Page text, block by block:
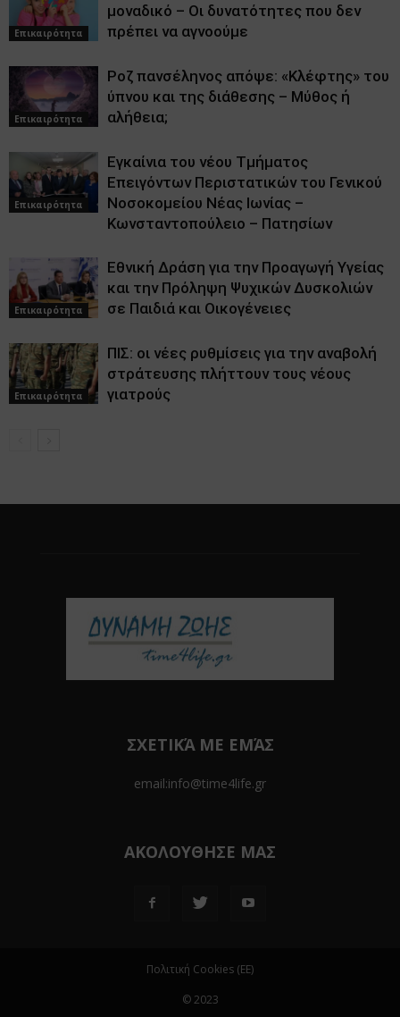
Επικαιρότητα
μοναδικό – Οι δυνατότητες που δεν
πρέπει να αγνοούμε
Επικαιρότητα
Ροζ πανσέληνος απόψε: «Κλέφτης» του
ύπνου και της διάθεσης – Μύθος ή
αλήθεια;
Επικαιρότητα
Εγκαίνια του νέου Τμήματος
Επειγόντων Περιστατικών του Γενικού
Νοσοκομείου Νέας Ιωνίας –
Κωνσταντοπούλειο – Πατησίων
Επικαιρότητα
Εθνική Δράση για την Προαγωγή Υγείας
και την Πρόληψη Ψυχικών Δυσκολιών
σε Παιδιά και Οικογένειες
Επικαιρότητα
ΠΙΣ: οι νέες ρυθμίσεις για την αναβολή
στράτευσης πλήττουν τους νέους
γιατρούς
ΣΧΕΤΙΚΆ ΜΕ ΕΜΆΣ
email:info@time4life.gr
ΑΚΟΛΟΥΘΗΣΕ ΜΑΣ
Πολιτική Cookies (ΕΕ)
© 2023